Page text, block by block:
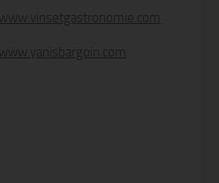
www.vinsetgastronomie.com
www.yanisbargoin.com